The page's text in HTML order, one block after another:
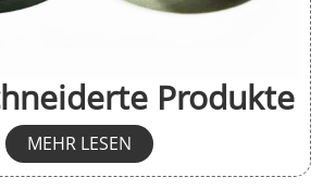
Produkte
MEHR LESEN